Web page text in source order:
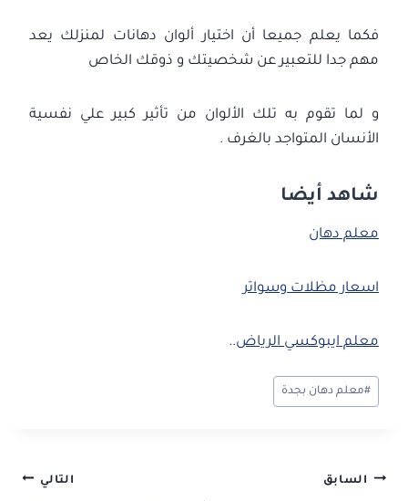
فكما يعلم جميعا أن اختيار ألوان دهانات لمنزلك يعد
مهم جدا للتعبير عن شخصيتك و ذوقك الخاص
و لما تقوم به تلك الألوان من تأثير كبير علي نفسية
الأنسان المتواجد بالغرف .
شاهد أيضا
معلم دهان
اسعار مظلات وسواتر
معلم ايبوكسي الرياض..
وسوم
المقال:
#معلم دهان بجدة
تصفّح
السابق التالي